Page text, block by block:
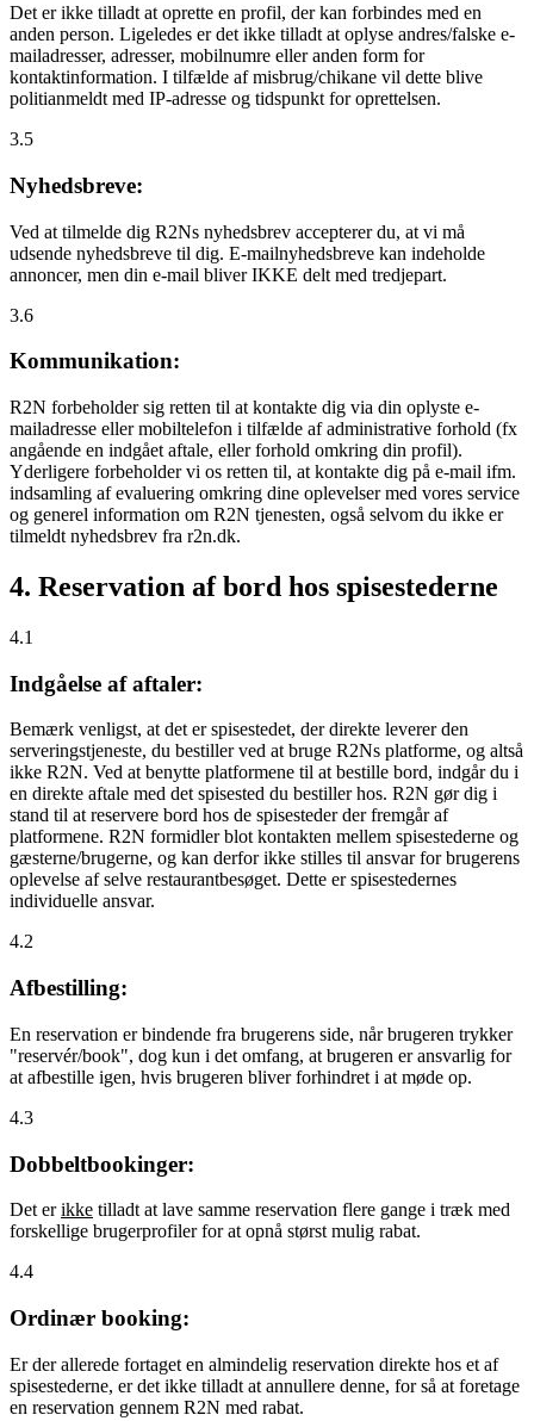
Det er ikke tilladt at oprette en profil, der kan forbindes med en
anden person. Ligeledes er det ikke tilladt at oplyse andres/falske e-
mailadresser, adresser, mobilnumre eller anden form for
kontaktinformation. I tilfælde af misbrug/chikane vil dette blive
politianmeldt med IP-adresse og tidspunkt for oprettelsen.
3.5
Nyhedsbreve:
Ved at tilmelde dig R2Ns nyhedsbrev accepterer du, at vi må
udsende nyhedsbreve til dig. E-mailnyhedsbreve kan indeholde
annoncer, men din e-mail bliver IKKE delt med tredjepart.
3.6
Kommunikation:
R2N forbeholder sig retten til at kontakte dig via din oplyste e-
mailadresse eller mobiltelefon i tilfælde af administrative forhold (fx
angående en indgået aftale, eller forhold omkring din profil).
Yderligere forbeholder vi os retten til, at kontakte dig på e-mail ifm.
indsamling af evaluering omkring dine oplevelser med vores service
og generel information om R2N tjenesten, også selvom du ikke er
tilmeldt nyhedsbrev fra r2n.dk.
4. Reservation af bord hos spisestederne
4.1
Indgåelse af aftaler:
Bemærk venligst, at det er spisestedet, der direkte leverer den
serveringstjeneste, du bestiller ved at bruge R2Ns platforme, og altså
ikke R2N. Ved at benytte platformene til at bestille bord, indgår du i
en direkte aftale med det spisested du bestiller hos. R2N gør dig i
stand til at reservere bord hos de spisesteder der fremgår af
platformene. R2N formidler blot kontakten mellem spisestederne og
gæsterne/brugerne, og kan derfor ikke stilles til ansvar for brugerens
oplevelse af selve restaurantbesøget. Dette er spisestedernes
individuelle ansvar.
4.2
Afbestilling:
En reservation er bindende fra brugerens side, når brugeren trykker
"reservér/book", dog kun i det omfang, at brugeren er ansvarlig for
at afbestille igen, hvis brugeren bliver forhindret i at møde op.
4.3
Dobbeltbookinger:
Det erikke tilladt at lave samme reservation flere gange i træk med
forskellige brugerprofiler for at opnå størst mulig rabat.
4.4
Ordinær booking:
Er der allerede fortaget en almindelig reservation direkte hos et af
spisestederne, er det ikke tilladt at annullere denne, for så at foretage
en reservation gennem R2N med rabat.